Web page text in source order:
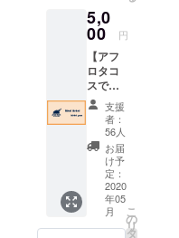
イプす
ると出
てきま
す。 ＊
プロ
ジェク
ト終了
後、速
やかに
発送さ
せて頂
きま
す。 ＊
表面胸
元にア
キット
です。
2-3人前
目安
¥4500
相当。
クール
便の送
料込
み。
（日持
ち目安3
日） [タ
コス
キット
内容] ト
5,0
00 円
【アフ
ロタコ
スで使
えるお
食事券
6000円
分】
1000円
分お得
なお食
事チ
ケット
です！
支援
者：
56人
お届
け予
定：
2020
年05
月
こ
の
リ
タ